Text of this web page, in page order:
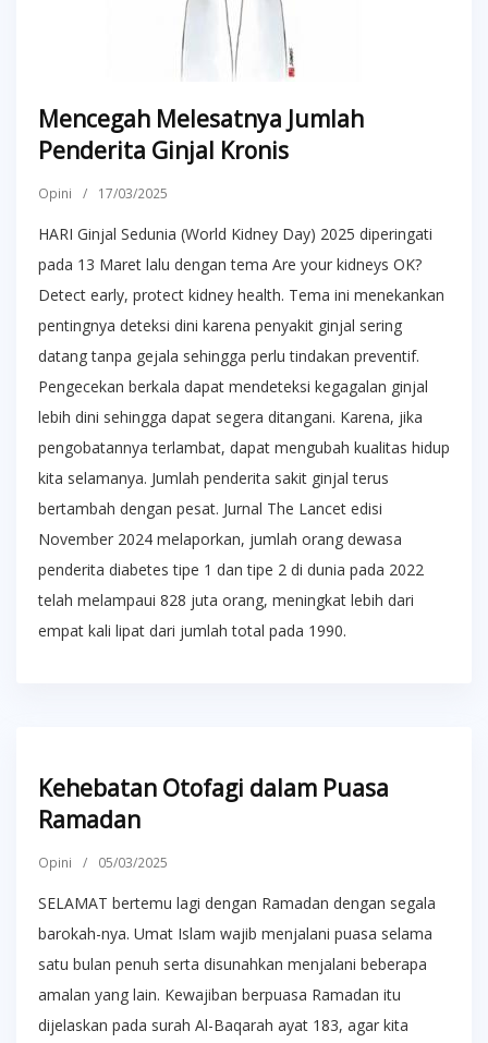
Mencegah Melesatnya Jumlah
Penderita Ginjal Kronis
Opini / 17/03/2025
HARI Ginjal Sedunia (World Kidney Day) 2025 diperingati
pada 13 Maret lalu dengan tema Are your kidneys OK?
Detect early, protect kidney health. Tema ini menekankan
pentingnya deteksi dini karena penyakit ginjal sering
datang tanpa gejala sehingga perlu tindakan preventif.
Pengecekan berkala dapat mendeteksi kegagalan ginjal
lebih dini sehingga dapat segera ditangani. Karena, jika
pengobatannya terlambat, dapat mengubah kualitas hidup
kita selamanya. Jumlah penderita sakit ginjal terus
bertambah dengan pesat. Jurnal The Lancet edisi
November 2024 melaporkan, jumlah orang dewasa
penderita diabetes tipe 1 dan tipe 2 di dunia pada 2022
telah melampaui 828 juta orang, meningkat lebih dari
empat kali lipat dari jumlah total pada 1990.
Kehebatan Otofagi dalam Puasa
Ramadan
Opini / 05/03/2025
SELAMAT bertemu lagi dengan Ramadan dengan segala
barokah-nya. Umat Islam wajib menjalani puasa selama
satu bulan penuh serta disunahkan menjalani beberapa
amalan yang lain. Kewajiban berpuasa Ramadan itu
dijelaskan pada surah Al-Baqarah ayat 183, agar kita